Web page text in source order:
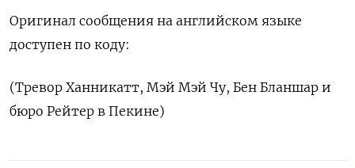
Оригинал сообщения ‌на английском языке
доступен по коду:
(Тревор Ханникатт, ​Мэй Мэй Чу, Бен Бланшар ‌и
бюро Рейтер в Пекине)